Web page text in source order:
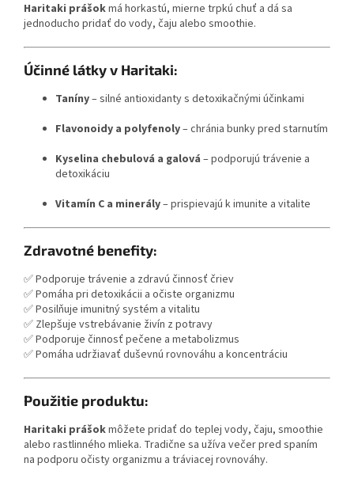
Haritaki prášokmá horkastú, mierne trpkú chuť a dá sa
jednoducho pridať do vody, čaju alebo smoothie.
Účinné látky v Haritaki:
Taníny– silné antioxidanty s detoxikačnými účinkami
Flavonoidy a polyfenoly– chránia bunky pred starnutím
Kyselina chebulová a galová – podporujú trávenie a
detoxikáciu
Vitamín C a minerály– prispievajú k imunite a vitalite
Zdravotné benefity:
✅ Podporuje trávenie a zdravú činnosť čriev
✅ Pomáha pri detoxikácii a očiste organizmu
✅ Posilňuje imunitný systém a vitalitu
✅ Zlepšuje vstrebávanie živín z potravy
✅ Podporuje činnosť pečene a metabolizmus
✅ Pomáha udržiavať duševnú rovnováhu a koncentráciu
Použitie produktu:
Haritaki prášokmôžete pridať do teplej vody, čaju, smoothie
alebo rastlinného mlieka. Tradične sa užíva večer pred spaním
na podporu očisty organizmu a tráviacej rovnováhy.